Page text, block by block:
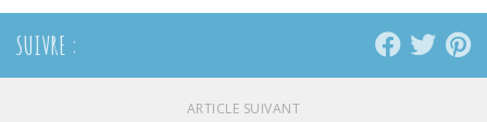
SUIVRE :
ARTICLE SUIVANT